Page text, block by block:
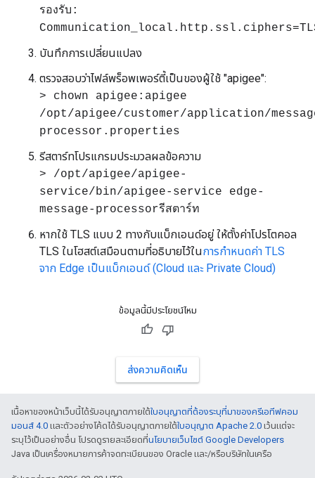
รองรับ:
บันทึกการเปลี่ยนแปลง
ตรวจสอบว่าไฟล์พร็อพเพอร์ตี้เป็นของผู้ใช้ "apigee":
> chown apigee:apigee
/opt/apigee/customer/application/
processor.properties
รีสตาร์ทโปรแกรมประมวลผลข้อความ
> /opt/apigee/apigee-
service/bin/apigee-service edge-
message-processorรีสตาร์ท
หากใช้ TLS แบบ 2 ทางกับแบ็กเอนด์อยู่ ให้ตั้งค่าโปรโตคอล
TLS ในโฮสต์เสมือนตามที่อธิบายไว้ในการกำหนดค่า TLS
จาก Edge เป็นแบ็กเอนด์ (Cloud และ Private Cloud)
ข้อมูลนี้มีประโยชน์ไหม
ส่งความคิดเห็น
เนื้อหาของหน้าเว็บนี้ได้รับอนุญาตภายใต้ใบอนุญาตที่ต้องระบุที่มาของครีเอทีฟคอม
มอนส์ 4.0 และตัวอย่างโค้ดได้รับอนุญาตภายใต้ใบอนุญาต Apache 2.0 เว้นแต่จะ
ระบุไว้เป็นอย่างอื่น โปรดดูรายละเอียดที่นโยบายเว็บไซต์ Google Developers
Java เป็นเครื่องหมายการค้าจดทะเบียนของ Oracle และ/หรือบริษัทในเครือ